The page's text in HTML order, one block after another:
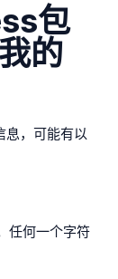
包
的
息，可能有以
任何一个字符